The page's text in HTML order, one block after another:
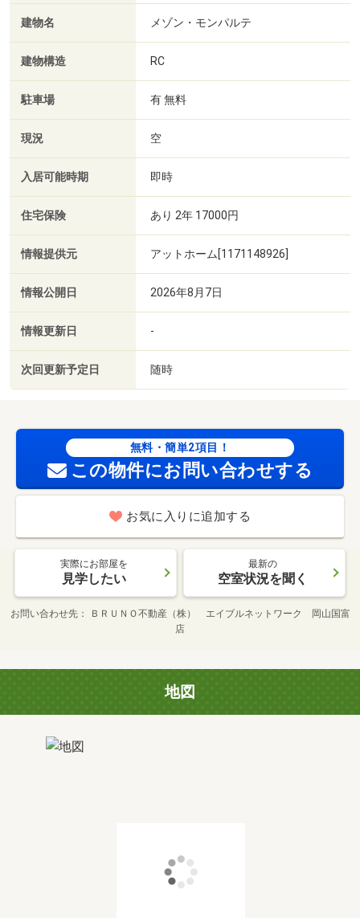
建物名 メゾン・モンパルテ
建物構造 RC
駐車場 有 無料
現況 空
入居可能時期 即時
住宅保険 あり 2年 17000円
情報提供元 アットホーム[1171148926]
情報公開日 2026年8月7日
情報更新日 -
次回更新予定日 随時
無料・簡単2項目！
この物件にお問い合わせする
お気に入りに追加する
実際にお部屋を
見学したい
最新の
空室状況を聞く
お問い合わせ先
ＢＲＵＮＯ不動産（株） エイブルネットワーク 岡山国富
店
地図